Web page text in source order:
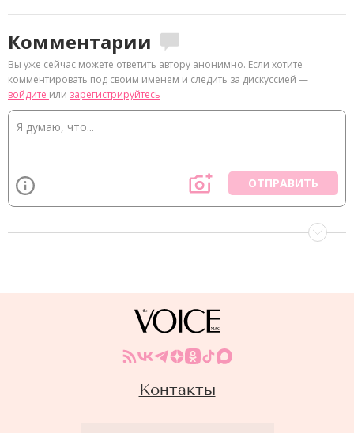
Комментарии
Вы уже сейчас можете ответить автору анонимно. Если хотите
комментировать под своим именем и следить за дискуссией —
войдите или зарегистрируйтесь
ОТПРАВИТЬ
Контакты